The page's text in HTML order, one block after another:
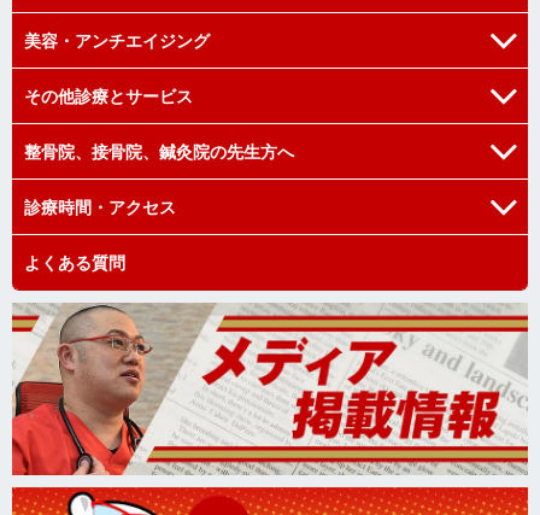
医療設備の紹介
腰の痛み
膝・足の痛み
関節注射による治療
血管注射による治療
骨折の治療
リハビリ治療、手技療法、セーフス
自費診療
腰部硬膜外ブロック注射
星状神経節ブロック注射
後頭神経ブロック注射
肩甲上神経ブロック注射
腕神経叢ブロック注射
トリガーポイント注射
血管注射による治療
内服治療
東洋医学治療
美容・アンチエイジング
プラセンタ治療
高濃度ビタミンC注射
ニンニク注射
その他診療とサービス
骨粗鬆症の治療
交通事故の治療
更年期障害でお困りの方
東洋医学治療
動脈硬化の治療
不眠でお困りの方
花粉症でお困りの方
整骨院、接骨院、鍼灸院の先生方へ
西洋医学と東洋医学の融合
勇友会
その他の活動
勇友会の問い合わせ
診療時間・アクセス
診察時間
アクセス
駅からの道のり
駐車場のご案内
よくある質問